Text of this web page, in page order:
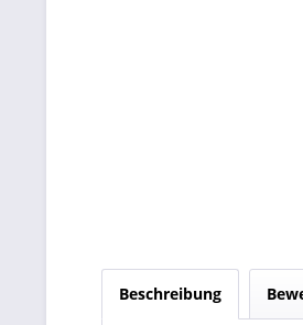
Beschreibung